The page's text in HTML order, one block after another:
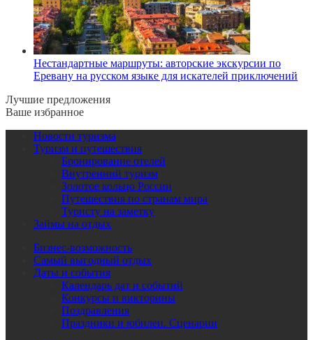
Нестандартные маршруты: авторские экскурсии по
Еревану на русском языке для искателей приключений
Лучшие предложения
Ваше избранное
Новости туризма
Туризм и путешествия
Бронирование отелей
Внутренний туризм
Золотое кольцо России
Путешествия по странам мира
Туристу на заметку
Займы на отдых
Бизнес-возможность
Самый выгодный отдых
Даты и события
Календарь дат и событий
Конкурсы и викторины
Поздравления
Праздники и юбилеи. Сценарии